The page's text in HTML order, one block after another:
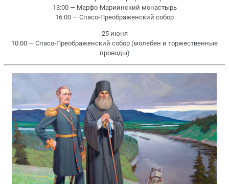
13:00 — Марфо-Мариинский монастырь
16:00 — Спасо-Преображенский собор
25 июня
10:00 — Спасо-Преображенский собор (молебен и торжественные
проводы)